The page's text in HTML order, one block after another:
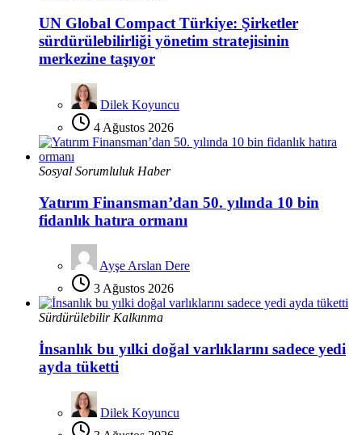
UN Global Compact Türkiye: Şirketler
sürdürülebilirliği yönetim stratejisinin
merkezine taşıyor
Dilek Koyuncu
4 Ağustos 2026
Sosyal Sorumluluk Haber
Yatırım Finansman’dan 50. yılında 10 bin
fidanlık hatıra ormanı
Ayşe Arslan Dere
3 Ağustos 2026
Sürdürülebilir Kalkınma
İnsanlık bu yılki doğal varlıklarını sadece yedi
ayda tüketti
Dilek Koyuncu